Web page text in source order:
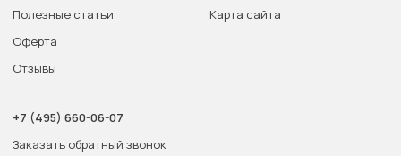
Полезные статьи
Оферта
Отзывы
Карта сайта
+7 (495) 660-06-07
Заказать обратный звонок